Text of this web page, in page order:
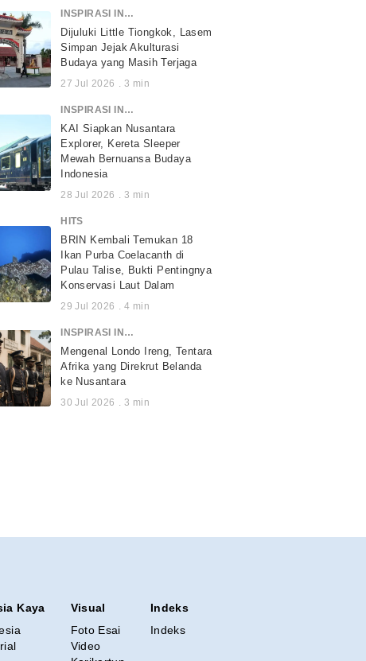
INSPIRASI INDONESIA
Dijuluki Little Tiongkok, Lasem
Simpan Jejak Akulturasi
Budaya yang Masih Terjaga
27 Jul 2026 . 3 min
INSPIRASI INDONESIA
KAI Siapkan Nusantara
Explorer, Kereta Sleeper
Mewah Bernuansa Budaya
Indonesia
28 Jul 2026 . 3 min
HITS
BRIN Kembali Temukan 18
Ikan Purba Coelacanth di
Pulau Talise, Bukti Pentingnya
Konservasi Laut Dalam
29 Jul 2026 . 4 min
INSPIRASI INDONESIA
Mengenal Londo Ireng, Tentara
Afrika yang Direkrut Belanda
ke Nusantara
30 Jul 2026 . 3 min
Kaya
Visual
Foto Esai
Video
Indeks
Indeks